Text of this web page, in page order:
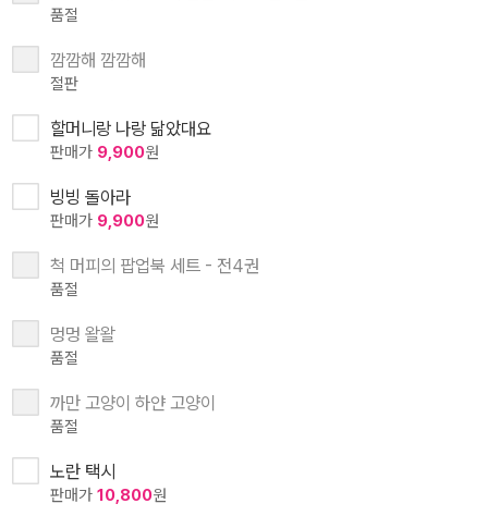
품절
깜깜해 깜깜해
절판
할머니랑 나랑 닮았대요
판매가 9,900원
빙빙 돌아라
판매가 9,900원
척 머피의 팝업북 세트 - 전4권
품절
멍멍 왈왈
품절
까만 고양이 하얀 고양이
품절
노란 택시
판매가 10,800원